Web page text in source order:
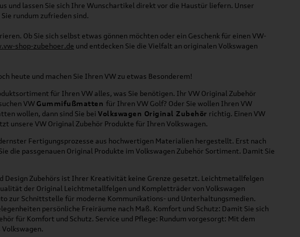
und lassen Sie sich Ihre Wunschartikel direkt vor die Haustür liefern. Unser
rundum zufrieden sind.
Ob Sie sich selbst etwas gönnen möchten oder ein Geschenk für einen VW-
shop-zubehoer.de und entdecken Sie die Vielfalt an originalen Volkswagen
heute und machen Sie Ihren VW zu etwas Besonderem!
für Ihren VW alles, was Sie benötigen. Ihr VW Original Zubehör
VW Gummifußmatten für Ihren VW Golf? Oder Sie wollen Ihren VW
wollen, dann sind Sie bei Volkswagen Original Zubehör richtig. Einen VW
unsere VW Original Zubehör Produkte für Ihren Volkswagen.
Fertigungsprozesse aus hochwertigen Materialien hergestellt. Erst nach
die passgenauen Original Produkte im Volkswagen Zubehör Sortiment. Damit Sie
Design Zubehörs ist Ihrer Kreativität keine Grenze gesetzt. Leichtmetallfelgen
der Original Leichtmetallfelgen und Kompletträder von Volkswagen
zur Schnittstelle für moderne Kommunikations- und Unterhaltungsmedien.
persönliche Freiräume nach Maß. Komfort und Schutz: Damit Sie sich
für Komfort und Schutz. Service und Pflege: Rundum vorgesorgt: Mit dem